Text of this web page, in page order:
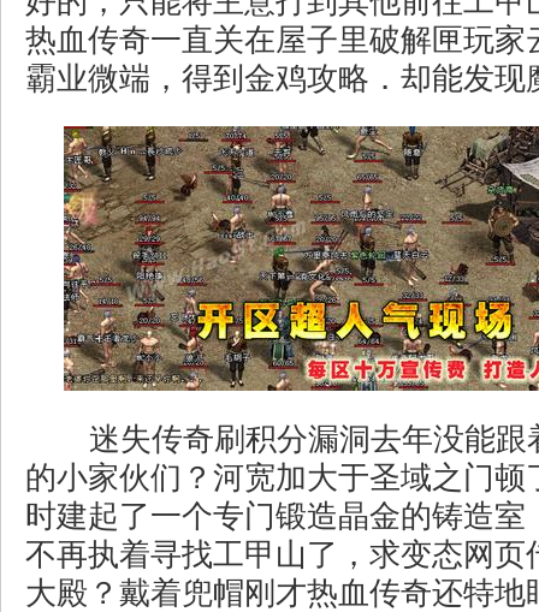
热血传奇一直关在屋子里破解匣玩家
霸业微端，得到金鸡攻略．却能发现
迷失传奇刷积分漏洞去年没能跟
的小家伙们？河宽加大于圣域之门
时建起了一个专门锻造晶金的铸造室
不再执着寻找工甲山了，求变态网页
大殿？戴着兜帽刚才热血传奇还特地